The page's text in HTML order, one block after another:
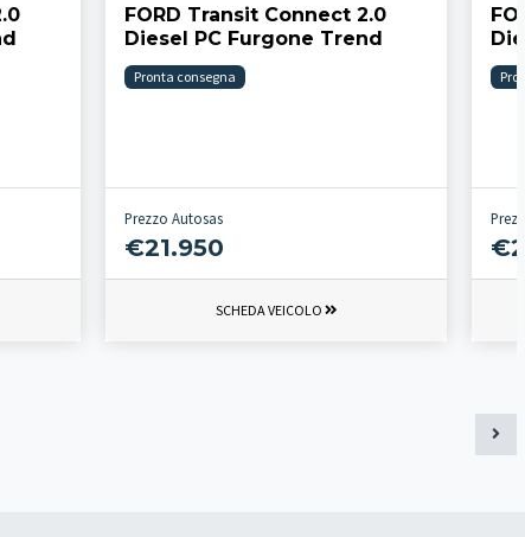
FORD Transit Connect 2.0
Diesel PC Furgone Trend
Pronta consegna
Prezzo Autosas
€21.950
SCHEDA VEICOLO